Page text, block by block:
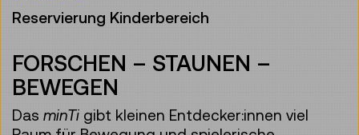
Reservierung Kinderbereich
FORSCHEN – STAUNEN –
BEWEGEN
Das minTi gibt kleinen Entdecker:innen viel